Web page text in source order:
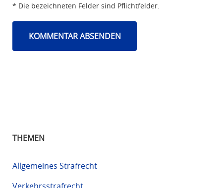
* Die bezeichneten Felder sind Pflichtfelder.
THEMEN
Allgemeines Strafrecht